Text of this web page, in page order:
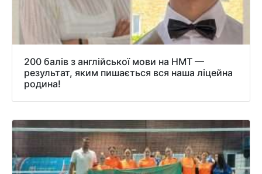
200 балів з англійської мови на НМТ —
результат, яким пишається вся наша ліцейна
родина!